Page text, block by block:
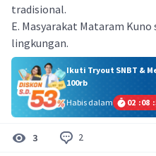
tradisional.
E. Masyarakat Mataram
lingkungan.
Ikuti Tryout SNBT &
100rb
Habis dalam
02 :08 :
3 2